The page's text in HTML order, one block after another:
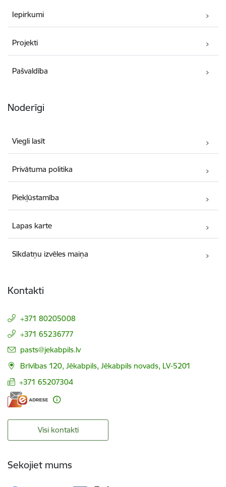
Iepirkumi
Projekti
Pašvaldība
Noderīgi
Viegli lasīt
Privātuma politika
Piekļūstamība
Lapas karte
Sīkdatņu izvēles maiņa
Kontakti
+371 80205008
+371 65236777
E-pasts:
pasts@jekabpils.lv
Brīvības 120, Jēkabpils, Jēkabpils novads, LV-5201
+371 65207304
Visi kontakti
Sekojiet mums